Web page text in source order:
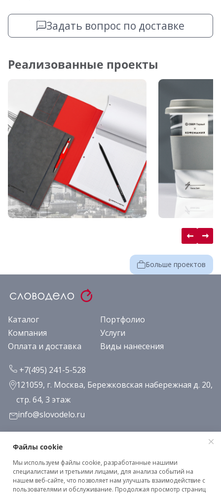
Задать вопрос по доставке
Реализованные проекты
Больше проектов
Каталог
Портфолио
Компания
Услуги
Оплата и доставка
Виды нанесения
+7(495) 241-5-528
121059, г. Москва, Бережковская набережная д. 20,
стр. 64, 3 этаж
info@slovodelo.ru
Заказать звонок
Подписаться на рассылку
Файлы cookie
Мы используем файлы cookie, разработанные нашими
специалистами и третьими лицами, для анализа событий на
нашем веб-сайте, что позволяет нам улучшать взаимодействие с
пользователями и обслуживание. Продолжая просмотр страниц